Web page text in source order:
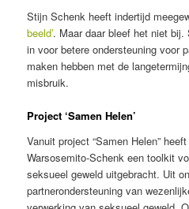
Stijn Schenk heeft indertijd
beeld’. Maar daar bleef het niet
in voor betere ondersteuning voor
maken hebben met de
misbruik.
Project ‘Samen Helen’
Vanuit project “Samen Helen”
Warsosemito-Schenk een toolkit
seksueel geweld uitgebracht. Uit
partnerondersteuning van